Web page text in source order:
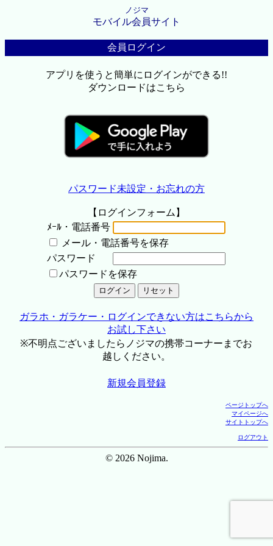
ノジマ
モバイル会員サイト
会員ログイン
アプリを使うと簡単にログインができる!!
ダウンロードはこちら
パスワード未設定・お忘れの方
【ログインフォーム】
ﾒｰﾙ・電話番号
メール・電話番号を保存
パスワード
パスワードを保存
ガラホ・ガラケー・ログインできない方はこちらから
お試し下さい
※不明点ございましたらノジマの携帯コーナーまでお
越しください。
新規会員登録
ページトップへ
マイページへ
サイトトップへ
ログアウト
© 2026 Nojima.